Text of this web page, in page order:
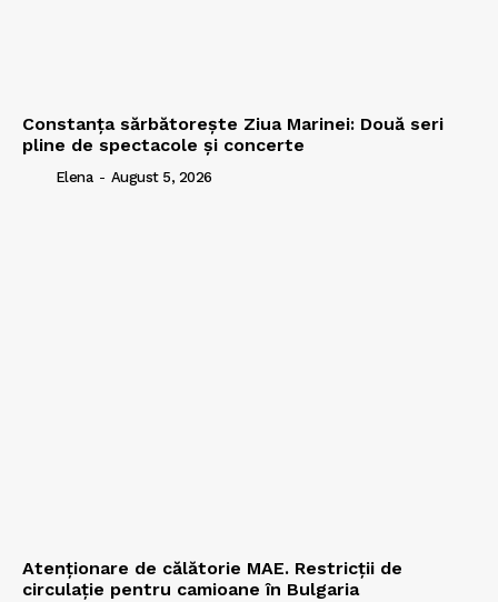
Constanța sărbătorește Ziua Marinei: Două seri
pline de spectacole și concerte
Elena - August 5, 2026
Atenționare de călătorie MAE. Restricții de
circulație pentru camioane în Bulgaria